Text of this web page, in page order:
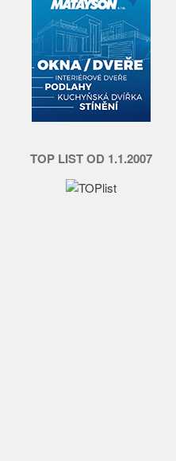
TOP LIST OD 1.1.2007